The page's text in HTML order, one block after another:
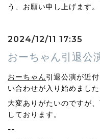
う、お願い申し上げます。
2024/12/11 17:35
おーちゃん引退公
おーちゃん引退公演が近
い合わせが入り始めました
大変ありがたいのですが
しております。
--